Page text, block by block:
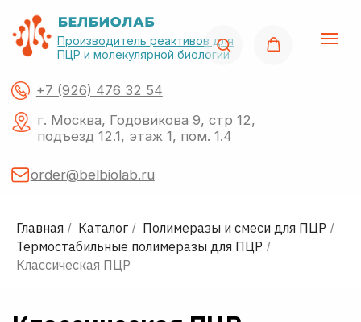
г. Москва, Годовикова 9, стр 12,
подъезд 12.1, этаж 1, пом. 1.4
+7 (926) 476 32 54
Производитель реактивов для
ПЦР и молекулярной биологии
order@belbiolab.ru
Поиск по сайту
Главная / Каталог / Полимеразы и смеси для ПЦР /
Термостабильные полимеразы для ПЦР /
Классическая ПЦР
Классическая ПЦР